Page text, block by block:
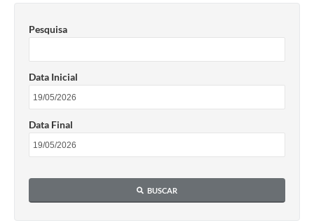
Pesquisa
Data Inicial
Data Final
BUSCAR